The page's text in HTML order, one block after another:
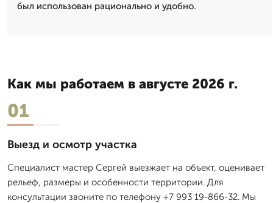
был использован рационально и удобно.
Как мы работаем в августе 2026 г.
01
Выезд и осмотр участка
Специалист мастер Сергей выезжает на объект, оценивает
рельеф, размеры и особенности территории. Для
консультации звоните по телефону +7 993 19-866-32. Мы